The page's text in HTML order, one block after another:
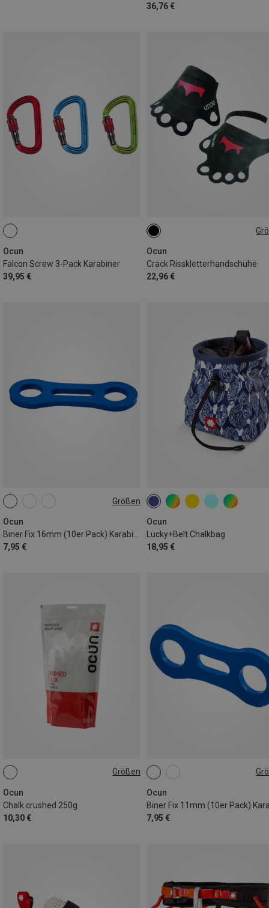
36,76 €
Ocun
Falcon Screw 3-Pack Karabiner
39,95 €
Ocun
Crack Risskletterhandschuhe
22,96 €
XS
Größen
Ocun
Biner Fix 16mm (10er Pack) Karabinerfixierung
7,95 €
ONE SIZE
Ocun
Lucky+Belt Chalkbag
18,95 €
Größen
Ocun
Chalk crushed 250g
10,30 €
250G
Ocun
7,95 €
ONE SIZE